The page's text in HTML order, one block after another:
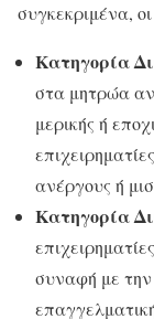
συγκεκριμένα,
Κατηγορία
στα μητρώα
μερικής ή
ανέργους ή
Κατηγορία
συναφή με την